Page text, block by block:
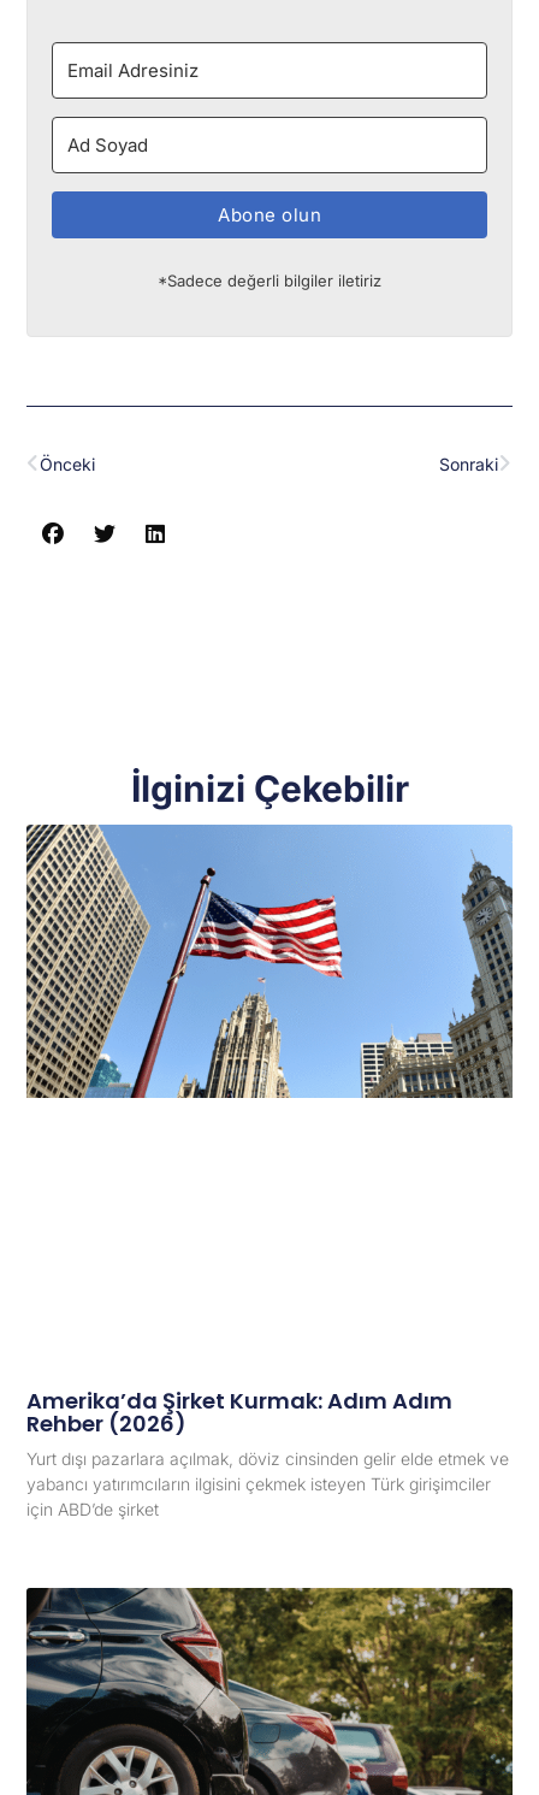
Abone olun
*Sadece değerli bilgiler iletiriz
Önceki Sonraki
İlginizi Çekebilir
Amerika’da Şirket Kurmak: Adım Adım
Rehber (2026)
Yurt dışı pazarlara açılmak, döviz cinsinden gelir elde etmek ve
yabancı yatırımcıların ilgisini çekmek isteyen Türk girişimciler
için ABD’de şirket